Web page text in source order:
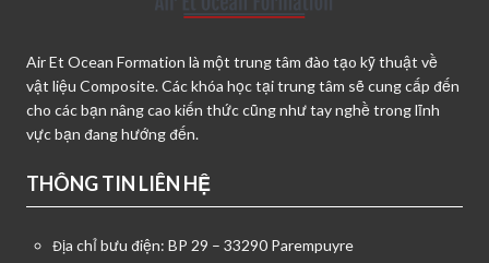
Air Et Ocean Formation là một trung tâm đào tạo kỹ thuật về
vật liệu Composite. Các khóa học tại trung tâm sẽ cung cấp đến
cho các bạn nâng cao kiến thức cũng như tay nghề trong lĩnh
vực bạn đang hướng đến.
THÔNG TIN LIÊN HỆ
Địa chỉ bưu điện: BP 29 – 33290 Parempuyre